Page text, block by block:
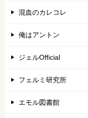
混血のカレコレ
俺はアントン
ジェルOfficial
フェルミ研究所
エモル図書館